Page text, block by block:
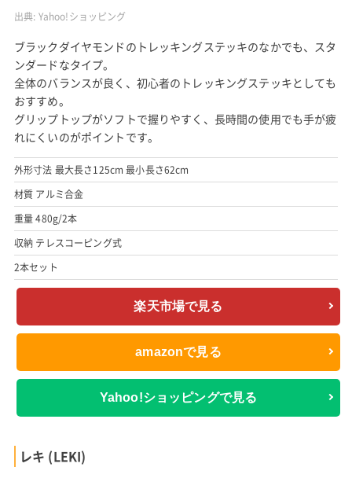
出典: Yahoo!ショッピング
ブラックダイヤモンドのトレッキングステッキのなかでも、スタ
ンダードなタイプ。
全体のバランスが良く、初心者のトレッキングステッキとしても
おすすめ。
グリップトップがソフトで握りやすく、長時間の使用でも手が疲
れにくいのがポイントです。
外形寸法 最大長さ125cm 最小長さ62cm
材質 アルミ合金
重量 480g/2本
収納 テレスコーピング式
2本セット
楽天市場で見る
amazonで見る
Yahoo!ショッピングで見る
レキ (LEKI)